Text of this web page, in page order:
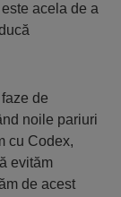
acela de a
de
noile pariuri
cu Codex,
evităm
de acest